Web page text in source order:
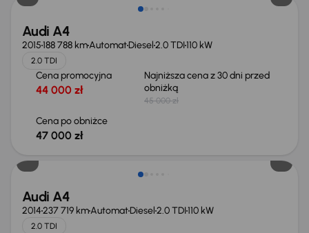
Audi A4
2015188 788 kmAutomatDiesel2.0 TDI110 kW
2.0 TDI
Cena promocyjna
44 000 zł
Najniższa cena z 30 dni przed
obniżką
45 000 zł
Cena po obniżce
47 000 zł
Audi A4
2014237 719 kmAutomatDiesel2.0 TDI110 kW
2.0 TDI